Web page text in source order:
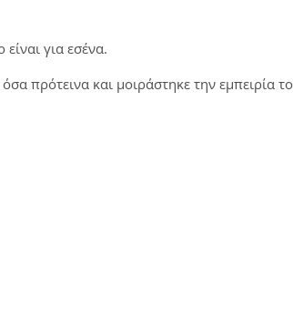
για εσένα.
πρότεινα και μοιράστηκε την εμπειρία